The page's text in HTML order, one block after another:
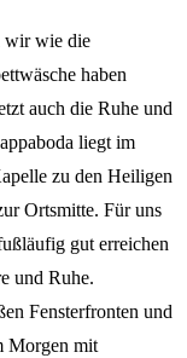
wir wie die
haben
auch die Ruhe und
liegt im
zu den Heiligen
Ortsmitte. Für uns
gut erreichen
und Ruhe.
Fensterfronten und
Morgen mit